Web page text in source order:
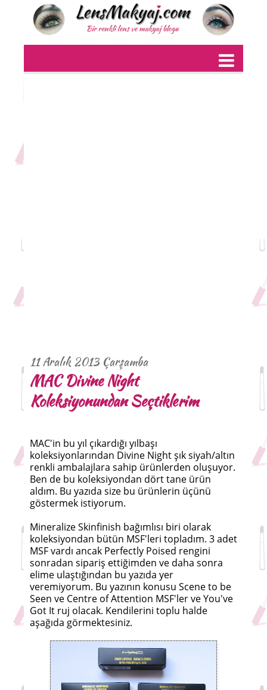
11 Aralık 2013 Çarşamba
MAC Divine Night
Koleksiyonundan Seçtiklerim
MAC'in bu yıl çıkardığı yılbaşı
koleksiyonlarından Divine Night şık siyah/altın
renkli ambalajlara sahip ürünlerden oluşuyor.
Ben de bu koleksiyondan dört tane ürün
aldım. Bu yazıda size bu ürünlerin üçünü
göstermek istiyorum.
Mineralize Skinfinish bağımlısı biri olarak
koleksiyondan bütün MSF'leri topladım. 3 adet
MSF vardı ancak Perfectly Poised rengini
sonradan sipariş ettiğimden ve daha sonra
elime ulaştığından bu yazıda yer
veremiyorum. Bu yazının konusu Scene to be
Seen ve Centre of Attention MSF'ler ve You've
Got It ruj olacak. Kendilerini toplu halde
aşağıda görmektesiniz.